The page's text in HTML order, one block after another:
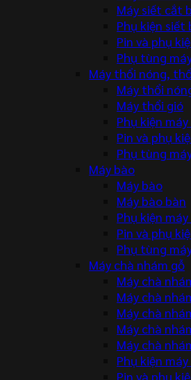
Máy siết cắt
Phụ kiện siết
Pin và phụ
Phụ tùng
Máy thổi nóng,
Máy thổi
Máy thổi gió
Phụ kiện
Pin và phụ
Phụ tùng
Máy bào
Máy bào
Máy bào bàn
Phụ kiện
Pin và phụ
Phụ tùng
Máy chà nhám gỗ
Máy chà
Máy chà
Máy chà
Máy chà
Máy chà
Phụ kiện
Pin và phụ